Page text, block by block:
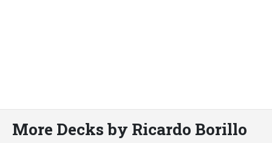
More Decks by Ricardo Borillo